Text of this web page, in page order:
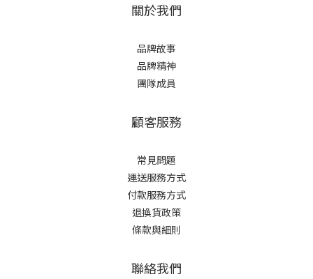
關於我們
品牌故事
品牌精神
團隊成員
顧客服務
常見問題
運送服務方式
付款服務方式
退換貨政策
條款與細則
聯絡我們